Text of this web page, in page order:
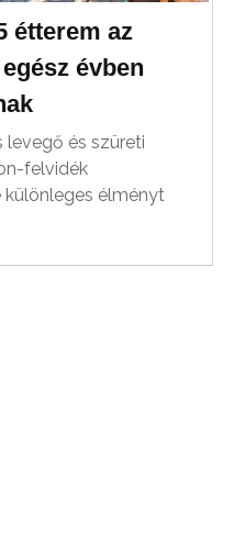
étterem az
évben
levegő és szüreti
felvidék
élményt